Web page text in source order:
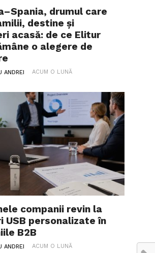
drumul care
destine și
acasă: de ce Elitur
o alegere de
ANDREI ACUM O LUNĂ
companii revin la
USB personalizate în
B2B
ANDREI ACUM O LUNĂ